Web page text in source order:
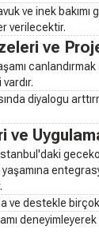
ve inek
verilecektir.
ve
canlandırmak
diyalogu
ve
ve destekle